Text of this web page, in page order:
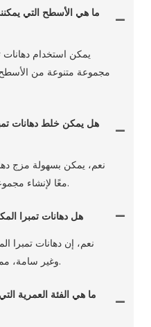
ما هي الأسطح التي
مجموعة متنوعة من
معًا لإنشاء مجموعة واسعة من الألوان الجديدة.
هل دهانات تمبرا المكونة من 12 لونًا
وغير سامة، مما يجعلها آمنة وسهلة التنظيف.
ما هي الفئة العمرية